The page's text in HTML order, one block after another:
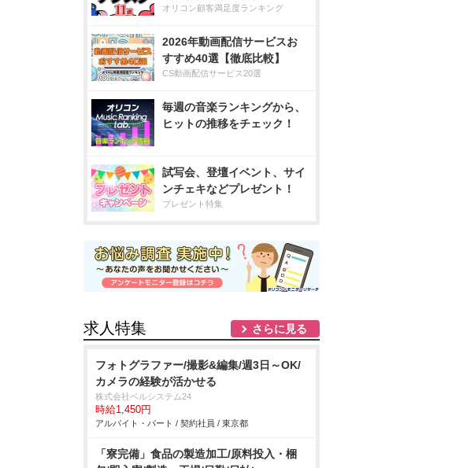
オリコン顧客満足度ランキング
2026年動画配信サービスお
すすめ40選【徹底比較】
CS動画配信サービス20選
毎週の音楽ランキングから、
ヒットの推移をチェック！
試写会、登壇イベント、サイ
ンチェキなどプレゼント！
プレゼント特集
求人特集 さらに見る
フォトグラファー/撮影&編集/週3日～OK/
カメラの経験が活かせる
株式会社ベルシステム24
時給1,450円
アルバイト・パート / 契約社員 / 東京都
「寮完備」食品の製造加工/原料投入・梱